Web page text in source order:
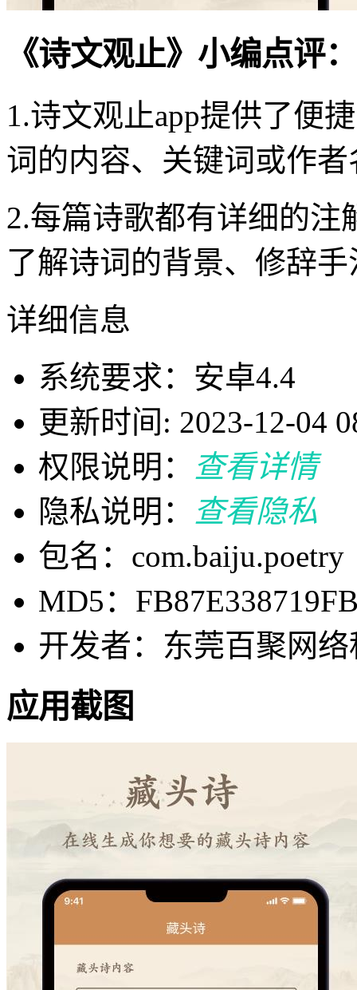
《诗文观止》小编点评：
1.诗文观止app提供了便
词的内容、关键词或作
2.每篇诗歌都有详细的
了解诗词的背景、修辞
详细信息
系统要求：安卓4.4
更新时间: 2023-12-04
权限说明：
查看详情
隐私说明：
查看隐私
包名：com.baiju.poetry
MD5：
开发者：东莞百聚网
应用截图